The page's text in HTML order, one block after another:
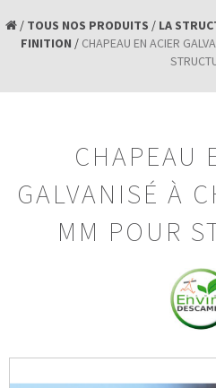
/ TOUS NOS PRODUITS / LA
FINITION / CHAPEAU EN ACIER
CHAPEAU
GALVANISÉ À
MM POUR